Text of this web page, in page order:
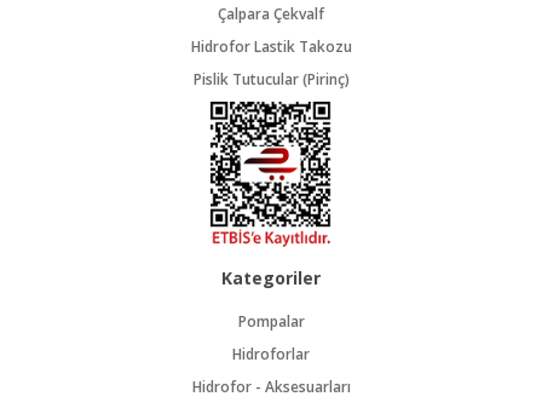
Çalpara Çekvalf
Hidrofor Lastik Takozu
Pislik Tutucular (Pirinç)
Kategoriler
Pompalar
Hidroforlar
Hidrofor - Aksesuarları